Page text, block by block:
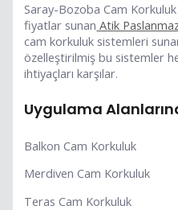
Saray-Bozoba Cam
fiyatlar sunan Atik
cam korkuluk sistemleri
özelleştirilmiş bu sistemler
ihtiyaçları karşılar.
Uygulama
Balkon Cam Korkuluk
Merdiven Cam Korkuluk
Teras Cam Korkuluk